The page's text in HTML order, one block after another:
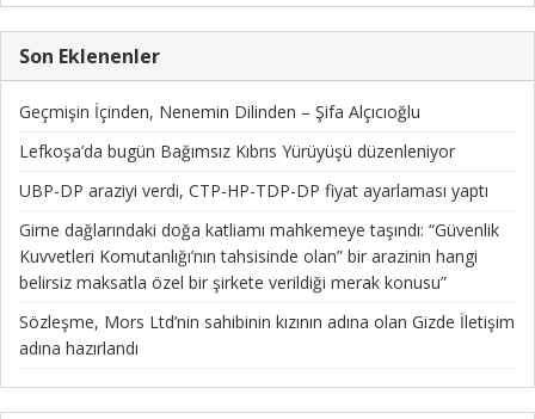
Son Eklenenler
Geçmişin İçinden, Nenemin Dilinden – Şifa Alçıcıoğlu
Lefkoşa’da bugün Bağımsız Kıbrıs Yürüyüşü düzenleniyor
UBP-DP araziyi verdi, CTP-HP-TDP-DP fiyat ayarlaması yaptı
Girne dağlarındaki doğa katliamı mahkemeye taşındı: “Güvenlik
Kuvvetleri Komutanlığı’nın tahsisinde olan” bir arazinin hangi
belirsiz maksatla özel bir şirkete verildiği merak konusu”
Sözleşme, Mors Ltd’nin sahibinin kızının adına olan Gizde İletişim
adına hazırlandı